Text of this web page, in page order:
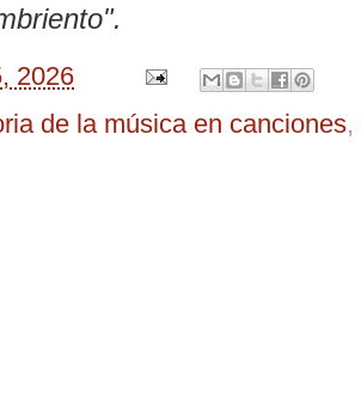
2026
de la música en canciones,